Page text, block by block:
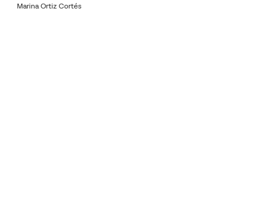
Marina Ortiz Cortés